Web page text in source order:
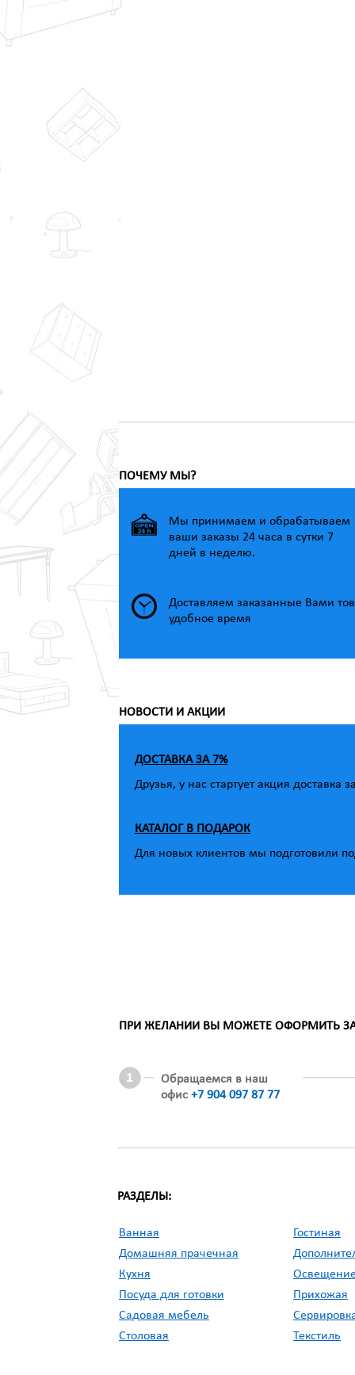
ПОЧЕМУ МЫ?
Мы принимаем и обрабатываем
ваши заказы 24 часа в сутки 7
дней в неделю.
Доставляем заказанные Вами
удобное время
НОВОСТИ И АКЦИИ
ДОСТАВКА ЗА 7%
Друзья, у нас стартует акция доставка
КАТАЛОГ В ПОДАРОК
Для новых клиентов мы подготовили
ПРИ ЖЕЛАНИИ ВЫ МОЖЕТЕ ОФОРМИТЬ
Обращаемся в наш
офис +7 904 097 87 77
РАЗДЕЛЫ:
Ванная
Гостиная
Домашняя прачечная
Кухня
Посуда для готовки
Прихожая
Садовая мебель
Столовая
Текстиль